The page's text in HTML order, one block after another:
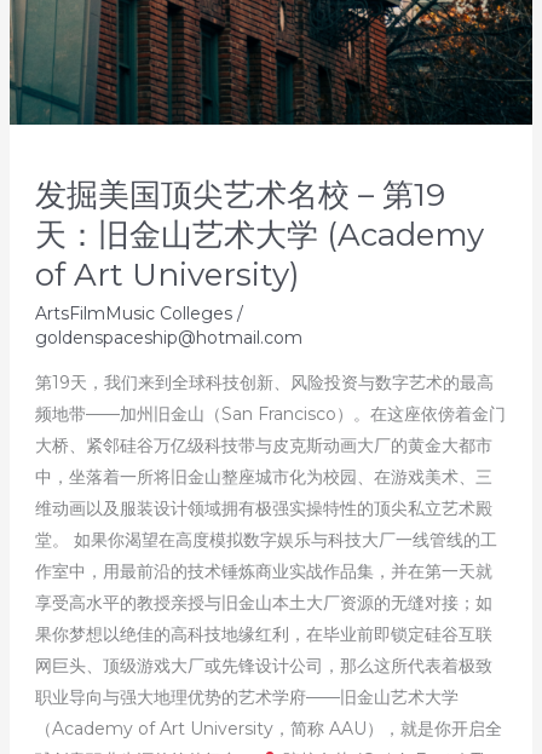
发掘美国顶尖艺术名校 – 第19
天：旧金山艺术大学 (Academy
of Art University)
ArtsFilmMusic Colleges/
goldenspaceship@hotmail.com
第19天，我们来到全球科技创新、风险投资与数字艺术的最高
频地带——加州旧金山（San Francisco）。在这座依傍着金门
大桥、紧邻硅谷万亿级科技带与皮克斯动画大厂的黄金大都市
中，坐落着一所将旧金山整座城市化为校园、在游戏美术、三
维动画以及服装设计领域拥有极强实操特性的顶尖私立艺术殿
堂。 如果你渴望在高度模拟数字娱乐与科技大厂一线管线的工
作室中，用最前沿的技术锤炼商业实战作品集，并在第一天就
享受高水平的教授亲授与旧金山本土大厂资源的无缝对接；如
果你梦想以绝佳的高科技地缘红利，在毕业前即锁定硅谷互联
网巨头、顶级游戏大厂或先锋设计公司，那么这所代表着极致
职业导向与强大地理优势的艺术学府——旧金山艺术大学
（Academy of Art University，简称 AAU），就是你开启全